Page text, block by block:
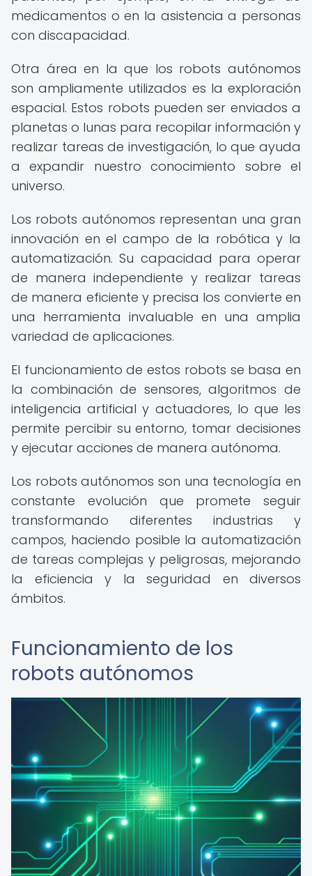
medicamentos o en la asistencia a personas
con discapacidad.
Otra área en la que los robots autónomos
son ampliamente utilizados es la exploración
espacial. Estos robots pueden ser enviados a
planetas o lunas para recopilar información y
realizar tareas de investigación, lo que ayuda
a expandir nuestro conocimiento sobre el
universo.
Los robots autónomos representan una gran
innovación en el campo de la robótica y la
automatización. Su capacidad para operar
de manera independiente y realizar tareas
de manera eficiente y precisa los convierte en
una herramienta invaluable en una amplia
variedad de aplicaciones.
El funcionamiento de estos robots se basa en
la combinación de sensores, algoritmos de
inteligencia artificial y actuadores, lo que les
permite percibir su entorno, tomar decisiones
y ejecutar acciones de manera autónoma.
Los robots autónomos son una tecnología en
constante evolución que promete seguir
transformando diferentes industrias y
campos, haciendo posible la automatización
de tareas complejas y peligrosas, mejorando
la eficiencia y la seguridad en diversos
ámbitos.
Funcionamiento de los
robots autónomos